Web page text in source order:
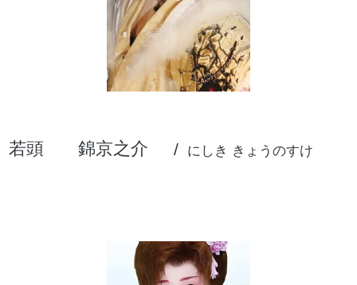
若頭 錦京之介 にしき きょうのすけ